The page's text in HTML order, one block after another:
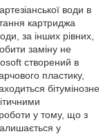
води в
картриджа
за інших рівних,
заміну не
створений в
пластику,
бітумінозне
у тому, що з
у